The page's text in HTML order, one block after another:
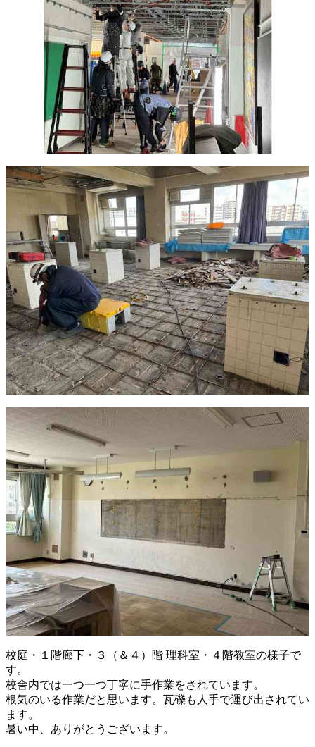
校庭・１階廊下・３（＆４）階 理科室・４階教室の様子で
す。
校舎内では一つ一つ丁寧に手作業をされています。
根気のいる作業だと思います。瓦礫も人手で運び出されてい
ます。
暑い中、ありがとうございます。